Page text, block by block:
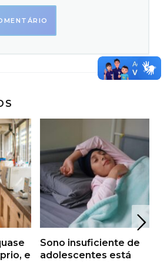
a presença do HLA-B*15:01
2,4 vezes as chances de
e
Sono insuficiente de
adolescentes está